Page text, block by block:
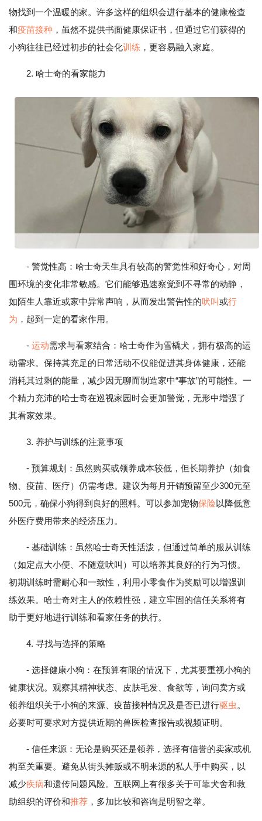
物找到一个温暖的家。许多这样的组织会进行基本的健康检查
和疫苗接种 ，虽然不提供书面健康保证书，但通过它们获得的
小狗往往已经过初步的社会化训练 ，更容易融入家庭。
2. 哈士奇的看家能力
- 警觉性高：哈士奇天生具有较高的警觉性和好奇心，对周
围环境的变化非常敏感。它们能够迅速察觉到不寻常的动静，
如陌生人靠近或家中异常声响，从而发出警告性的吠叫或行
为 ，起到一定的看家作用。
- 运动需求与看家结合：哈士奇作为雪橇犬，拥有极高的运
动需求。保持其充足的日常活动不仅能促进其身体健康，还能
消耗其过剩的能量，减少因无聊而制造家中“事故”的可能性。一
个精力充沛的哈士奇在巡视家园时会更加警觉，无形中增强了
其看家效果。
3. 养护与训练的注意事项
- 预算规划：虽然购买或领养成本较低，但长期养护（如食
物、疫苗、医疗）仍需考虑。建议为每月开销预留至少300元至
500元，确保小狗得到良好的照料。可以参加宠物保险以降低意
外医疗费用带来的经济压力。
- 基础训练：虽然哈士奇天性活泼，但通过简单的服从训练
（如定点大小便、不随意吠叫）可以培养其良好的行为习惯。
初期训练时需耐心和一致性，利用小零食作为奖励可以增强训
练效果。哈士奇对主人的依赖性强，建立牢固的信任关系将有
助于更好地进行训练和看家任务的执行。
4. 寻找与选择的策略
- 选择健康小狗：在预算有限的情况下，尤其要重视小狗的
健康状况。观察其精神状态、皮肤毛发、食欲等，询问卖方或
领养组织关于小狗的来源、疫苗接种情况及是否已进行驱虫 。
必要时可要求对方提供近期的兽医检查报告或视频证明。
- 信任来源：无论是购买还是领养，选择有信誉的卖家或机
构至关重要。避免从街头摊贩或不明来源的私人手中购买，以
减少疾病和遗传问题风险。互联网上有很多关于可靠犬舍和救
助组织的评价和推荐 ，多加比较和咨询是明智之举。